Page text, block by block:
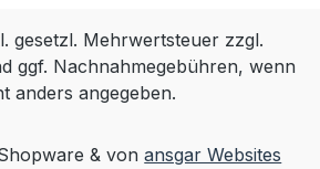
gesetzl. Mehrwertsteuer zzgl.
ggf. Nachnahmegebühren, wenn
anders angegeben.
& vonansgar Websites